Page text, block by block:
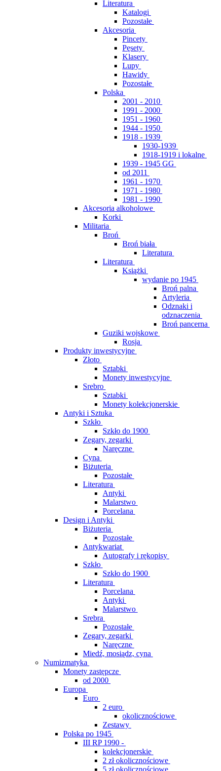
Literatura
Katalogi
Pozostałe
Akcesoria
Pincety
Pęsety
Klasery
Lupy
Hawidy
Pozostałe
Polska
2001 - 2010
1991 - 2000
1951 - 1960
1944 - 1950
1918 - 1939
1930-1939
1918-1919 i lokalne
1939 - 1945 GG
od 2011
1961 - 1970
1971 - 1980
1981 - 1990
Akcesoria alkoholowe
Korki
Militaria
Broń
Broń biała
Literatura
Literatura
Książki
wydanie po 1945
Broń palna
Artyleria
Odznaki i
odznaczenia
Broń pancerna
Guziki wojskowe
Rosja
Produkty inwestycyjne
Złoto
Sztabki
Monety inwestycyjne
Srebro
Sztabki
Monety kolekcjonerskie
Antyki i Sztuka
Szkło
Szkło do 1900
Zegary, zegarki
Naręczne
Cyna
Biżuteria
Pozostałe
Literatura
Antyki
Malarstwo
Porcelana
Design i Antyki
Biżuteria
Pozostałe
Antykwariat
Autografy i rękopisy
Szkło
Szkło do 1900
Literatura
Porcelana
Antyki
Malarstwo
Srebra
Pozostałe
Zegary, zegarki
Naręczne
Miedź, mosiądz, cyna
Numizmatyka
Monety zastępcze
od 2000
Europa
Euro
2 euro
okolicznościowe
Zestawy
Polska po 1945
III RP 1990 -
kolekcjonerskie
2 zł okolicznościowe
5 zł okolicznościowe